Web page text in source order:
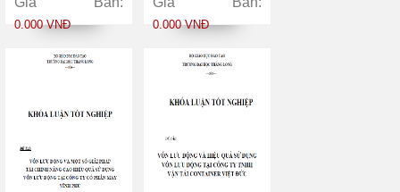
Châu Hưng
0.000 VNĐ
ty Cổ phần Viễn
0.000 VNĐ